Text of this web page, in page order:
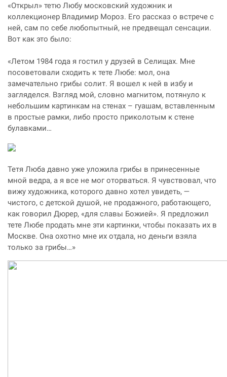
«Открыл» тетю Любу московский художник и
коллекционер Владимир Мороз. Его рассказ о встрече с
ней, сам по себе любопытный, не предвещал сенсации.
Вот как это было:
«Летом 1984 года я гостил у друзей в Селищах. Мне
посоветовали сходить к тете Любе: мол, она
замечательно грибы солит. Я вошел к ней в избу и
загляделся. Взгляд мой, словно магнитом, потянуло к
небольшим картинкам на стенах – гуашам, вставленным
в простые рамки, либо просто приколотым к стене
булавками…
Тетя Люба давно уже уложила грибы в принесенные
мной ведра, а я все не мог оторваться. Я чувствовал, что
вижу художника, которого давно хотел увидеть, —
чистого, с детской душой, не продажного, работающего,
как говорил Дюрер, «для славы Божией». Я предложил
тете Любе продать мне эти картинки, чтобы показать их в
Москве. Она охотно мне их отдала, но деньги взяла
только за грибы…»